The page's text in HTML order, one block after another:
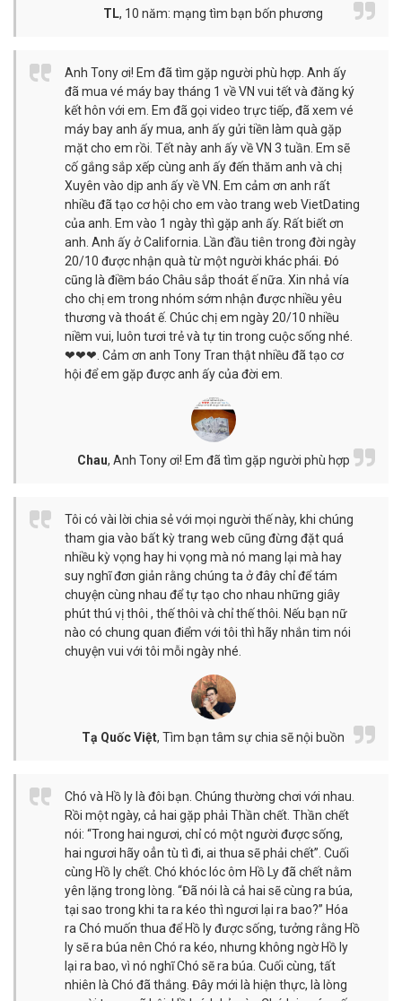
TL, 10 năm: mạng tìm bạn bốn phương
Anh Tony ơi! Em đã tìm gặp người phù hợp. Anh ấy
đã mua vé máy bay tháng 1 về VN vui tết và đăng ký
kết hôn với em. Em đã gọi video trực tiếp, đã xem vé
máy bay anh ấy mua, anh ấy gửi tiền làm quà gặp
mặt cho em rồi. Tết này anh ấy về VN 3 tuần. Em sẽ
cố gắng sắp xếp cùng anh ấy đến thăm anh và chị
Xuyên vào dịp anh ấy về VN. Em cảm ơn anh rất
nhiều đã tạo cơ hội cho em vào trang web VietDating
của anh. Em vào 1 ngày thì gặp anh ấy. Rất biết ơn
anh. Anh ấy ở California. Lần đầu tiên trong đời ngày
20/10 được nhận quà từ một người khác phái. Đó
cũng là điềm báo Châu sắp thoát ế nữa. Xin nhả vía
cho chị em trong nhóm sớm nhận được nhiều yêu
thương và thoát ế. Chúc chị em ngày 20/10 nhiều
niềm vui, luôn tươi trẻ và tự tin trong cuộc sống nhé.
❤❤❤. Cảm ơn anh Tony Tran thật nhiều đã tạo cơ
hội để em gặp được anh ấy của đời em.
Chau, Anh Tony ơi! Em đã tìm gặp người phù hợp
Tôi có vài lời chia sẻ với mọi người thế này, khi chúng
tham gia vào bất kỳ trang web cũng đừng đặt quá
nhiều kỳ vọng hay hi vọng mà nó mang lại mà hay
suy nghĩ đơn giản rằng chúng ta ở đây chỉ để tám
chuyện cùng nhau để tự tạo cho nhau những giây
phút thú vị thôi , thế thôi và chỉ thế thôi. Nếu bạn nữ
nào có chung quan điểm với tôi thì hãy nhắn tim nói
chuyện vui với tôi mỗi ngày nhé.
Tạ Quốc Việt, Tìm bạn tâm sự chia sẽ nội buồn
Chó và Hồ ly là đôi bạn. Chúng thường chơi với nhau.
Rồi một ngày, cả hai gặp phải Thần chết. Thần chết
nói: “Trong hai ngươi, chỉ có một người được sống,
hai ngươi hãy oẳn tù tì đi, ai thua sẽ phải chết”. Cuối
cùng Hồ ly chết. Chó khóc lóc ôm Hồ Ly đã chết nằm
yên lặng trong lòng. “Đã nói là cả hai sẽ cùng ra búa,
tại sao trong khi ta ra kéo thì ngươi lại ra bao?” Hóa
ra Chó muốn thua để Hồ ly được sống, tưởng rằng Hồ
ly sẽ ra búa nên Chó ra kéo, nhưng không ngờ Hồ ly
lại ra bao, vì nó nghĩ Chó sẽ ra búa. Cuối cùng, tất
nhiên là Chó đã thắng. Đây mới là hiện thực, là lòng